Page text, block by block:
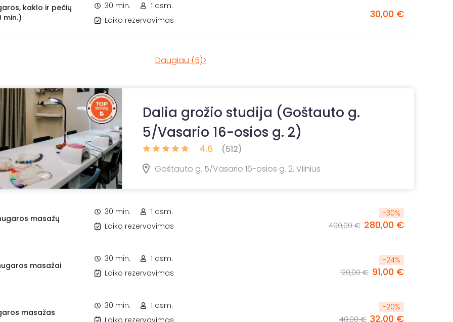
kaklo ir pečių
min.)
30 min.
1 asm.
Laiko rezervavimas
30,00 €
Daugiau (5)>
Dalia grožio studija (Goštauto g.
5/Vasario 16-osios g. 2)
4.6
(512)
Goštauto g. 5/Vasario 16-osios g. 2, Vilnius
masažų
30 min.
1 asm.
Laiko rezervavimas
-30%
400,00 € 280,00 €
masažai
30 min.
1 asm.
Laiko rezervavimas
-24%
120,00 € 91,00 €
masažas
30 min.
1 asm.
Laiko rezervavimas
-20%
40,00 € 32,00 €